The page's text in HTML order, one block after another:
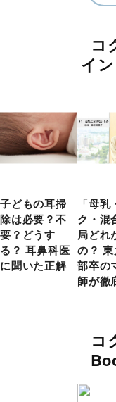
コ
イ
子どもの耳掃
除は必要？不
要？どうす
る？ 耳鼻科医
に聞いた正解
「母
ク・混
局どれ
の？
部卒の
師が徹
コ